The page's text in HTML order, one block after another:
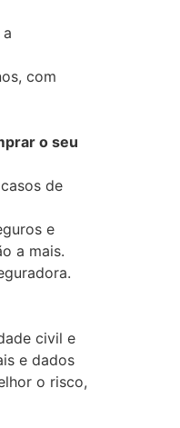
com
o seu
de
e
a mais.
civil e
e dados
o risco,